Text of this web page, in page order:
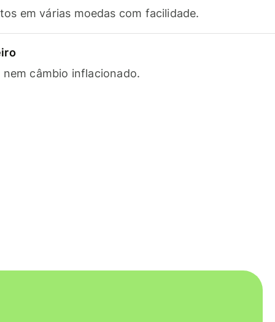
em várias moedas com facilidade.
câmbio inflacionado.